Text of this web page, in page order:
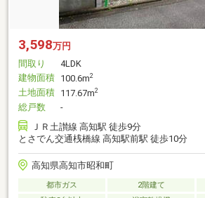
3,598万円
間取り
4LDK
建物面積 100.6m2
土地面積 117.67m2
総戸数
-
ＪＲ土讃線 高知駅 徒歩9分
とさでん交通桟橋線 高知駅前駅 徒歩10分
高知県高知市昭和町
都市ガス 2階建て